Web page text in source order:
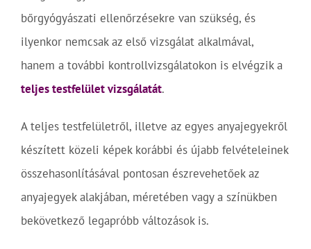
bőrgyógyászati ellenőrzésekre van szükség, és
ilyenkor nemcsak az első vizsgálat alkalmával,
hanem a további kontrollvizsgálatokon is elvégzik a
teljes testfelület vizsgálatát.
A teljes testfelületről, illetve az egyes anyajegyekről
készített közeli képek korábbi és újabb felvételeinek
összehasonlításával pontosan észrevehetőek az
anyajegyek alakjában, méretében vagy a színükben
bekövetkező legapróbb változások is.